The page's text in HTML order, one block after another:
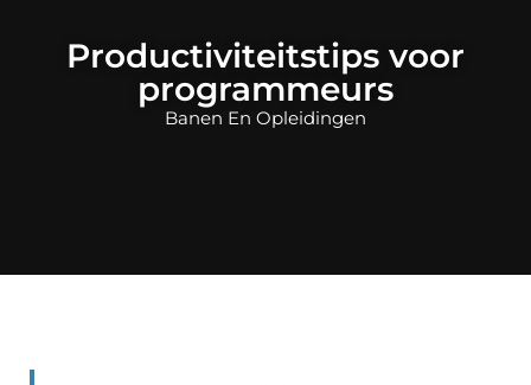
Productiviteitstips voor
programmeurs
Banen En Opleidingen